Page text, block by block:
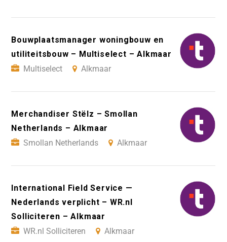
Bouwplaatsmanager woningbouw en
utiliteitsbouw – Multiselect – Alkmaar
Multiselect
Alkmaar
Merchandiser Stëlz – Smollan
Netherlands – Alkmaar
Smollan Netherlands
Alkmaar
International Field Service —
Nederlands verplicht – WR.nl
Solliciteren – Alkmaar
WR.nl Solliciteren
Alkmaar